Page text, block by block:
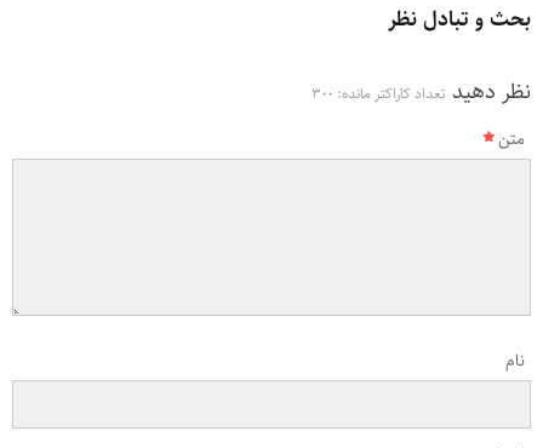
بحث و تبادل نظر
نظر دهید تعداد کاراکتر مانده: 300
متن
نام